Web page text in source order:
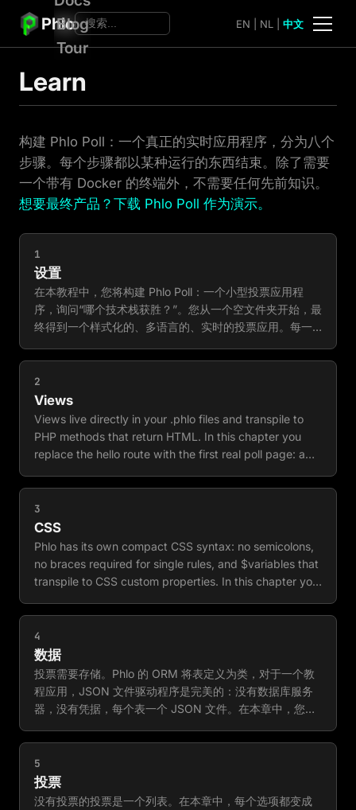
Phlo
Blog
Tour
EN NL 中文
Learn
构建 Phlo Poll：一个真正的实时应用程序，分为八个
步骤。每个步骤都以某种运行的东西结束。除了需要
一个带有 Docker 的终端外，不需要任何先前知识。
想要最终产品？下载 Phlo Poll 作为演示。
1
设置
在本教程中，您将构建 Phlo Poll：一个小型投票应用程
序，询问“哪个技术栈获胜？”。您从一个空文件夹开始，最
终得到一个样式化的、多语言的、实时的投票应用。每一
票，async 更新，翻译和实时结果。在第一章中，您将安
装 Phlo，编写您的第一个 route，并在浏览器中查看它。
2
Views
Views live directly in your .phlo files and transpile to
PHP methods that return HTML. In this chapter you
replace the hello route with the first real poll page: a
view block, the dot shorthand, variables, and the one
rule that bites everyone once: a blank line closes the
view.
3
CSS
Phlo has its own compact CSS syntax: no semicolons,
no braces required for single rules, and $variables that
transpile to CSS custom properties. In this chapter you
dedicated style file.
4
数据
投票需要存储。Phlo 的 ORM 将表定义为类，对于一个教
程应用，JSON 文件驱动程序是完美的：没有数据库服务
器，没有凭据，每个表一个 JSON 文件。在本章中，您将
5
投票
没有投票的投票是一个列表。在本章中，每个选项都变成